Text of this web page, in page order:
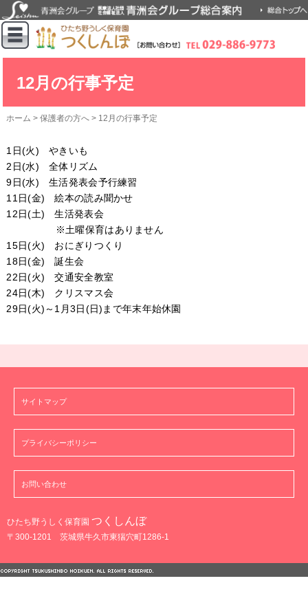
12月の行事予定
ホーム >保護者の方へ > 12月の行事予定
1日(火) やきいも
2日(水) 全体リズム
9日(水) 生活発表会予行練習
11日(金) 絵本の読み聞かせ
12日(土) 生活発表会
※土曜保育はありません
15日(火) おにぎりつくり
18日(金) 誕生会
22日(火) 交通安全教室
24日(木) クリスマス会
29日(火)～1月3日(日)まで年末年始休園
サイトマップ
プライバシーポリシー
お問い合わせ
ひたち野うしく保育園 つくしんぼ
〒300-1201 茨城県牛久市東猯穴町1286-1